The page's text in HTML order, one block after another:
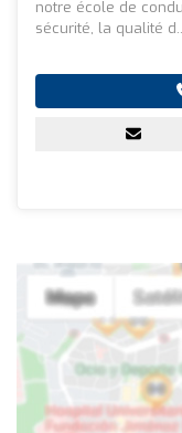
notre école de
sécurité, la qualité